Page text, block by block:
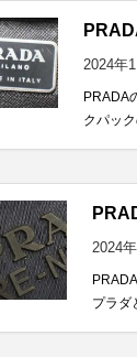
2024年
PRADA
クパッ
2024
プラダ